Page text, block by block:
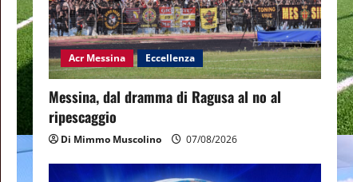
Acr Messina Eccellenza
Messina, dal dramma di Ragusa al no al
ripescaggio
Di Mimmo Muscolino 07/08/2026